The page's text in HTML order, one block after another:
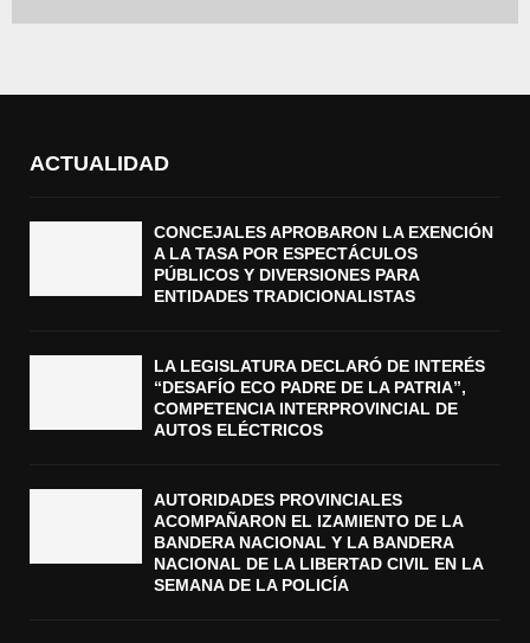
ACTUALIDAD
CONCEJALES APROBARON LA EXENCIÓN
A LA TASA POR ESPECTÁCULOS
PÚBLICOS Y DIVERSIONES PARA
ENTIDADES TRADICIONALISTAS
LA LEGISLATURA DECLARÓ DE INTERÉS
“DESAFÍO ECO PADRE DE LA PATRIA”,
COMPETENCIA INTERPROVINCIAL DE
AUTOS ELÉCTRICOS
AUTORIDADES PROVINCIALES
ACOMPAÑARON EL IZAMIENTO DE LA
BANDERA NACIONAL Y LA BANDERA
NACIONAL DE LA LIBERTAD CIVIL EN LA
SEMANA DE LA POLICÍA